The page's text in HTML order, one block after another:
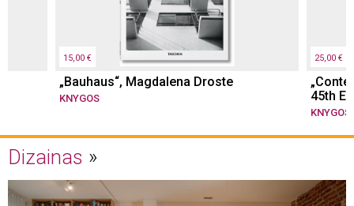
15,00 €
„Bauhaus“, Magdalena Droste
KNYGOS
25,00 €
45th
KNYGOS
Dizainas